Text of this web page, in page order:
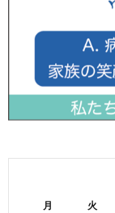
月 火